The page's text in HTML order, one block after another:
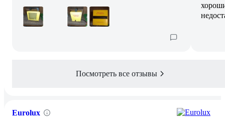
Посмотреть все отзывы
Eurolux